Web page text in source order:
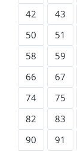
42
43
50
51
58
59
66
67
74
75
82
83
90
91